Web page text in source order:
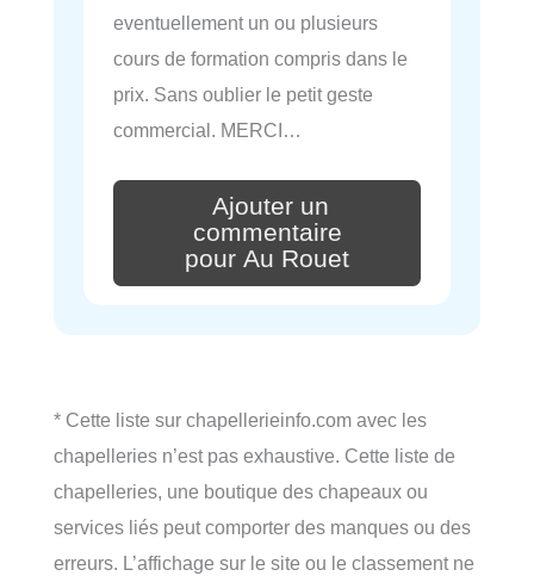
eventuellement un ou plusieurs
cours de formation compris dans le
prix. Sans oublier le petit geste
commercial. MERCI…
Ajouter un
commentaire
pour Au Rouet
* Cette liste sur chapellerieinfo.com avec les
chapelleries n’est pas exhaustive. Cette liste de
chapelleries, une boutique des chapeaux ou
services liés peut comporter des manques ou des
erreurs. L’affichage sur le site ou le classement ne